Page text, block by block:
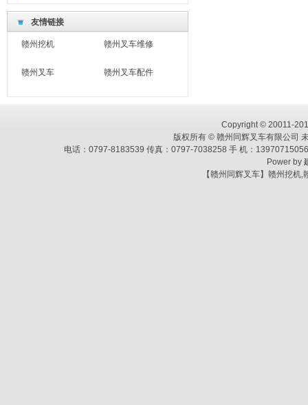
友情链接
赣州挖机 赣州叉车维修
赣州叉车 赣州叉车配件
Copyright © 20011-
版权所有 © 赣州同辉叉车有限公司
电话：0797-8183539 传真：0797-7038258 手 机：
Power by
【赣州同辉叉车】赣州挖机